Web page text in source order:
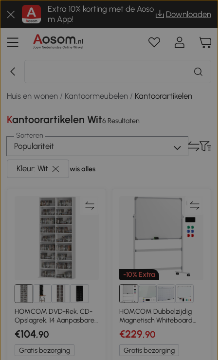
Extra 10% korting met de Aoso
m App!
Downloaden
Huis en wonen / Kantoormeubelen / Kantoorartikelen
Kantoorartikelen Wit6 Resultaten
Sorteren
Populariteit
Kleur: Wit wis alles
1+
HOMCOM DVD-Rek, CD-
Opslagrek, 14 Aanpasbare
Planken, 18 Vakken, 175 cm,
Blu-ray-Rek, Spaanplaat,
Wit
€104,90
Gratis bezorging
-10% Extra
1+
HOMCOM Dubbelzijdig
Magnetisch Whiteboard
met Standaard 120 x 90
cm – Droog uitwisbare
Magnetische Bord met
Pennenbakje en Aluminium
€229,90
Gratis bezorging